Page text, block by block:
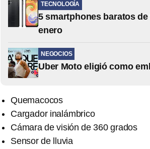
TECNOLOGÍA
5 smartphones baratos
enero
NEGOCIOS
Uber Moto eligió como
Quemacocos
Cargador inalámbrico
Cámara de visión de 360 grados
Sensor de lluvia